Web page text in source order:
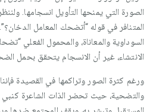
الصورة التي يمنحها التأويل انسجامها.
المتنافر في قوله “أتضحك المعامل
السوداوية والمعاناة، والمحمول الفعلي
الانتشاء، غير أن الانسجام يتحقق بحمل
ورغم كثرة الصور وتراكمها في القصيدة
والتضحية، حيث تحضر الذات الشاعرة